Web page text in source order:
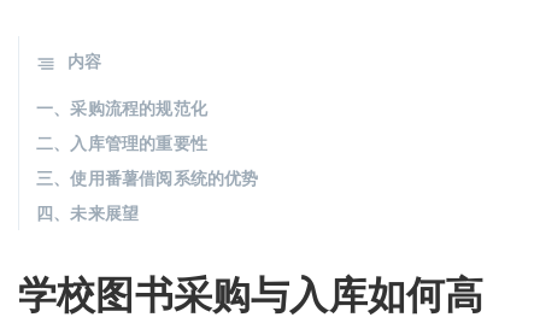
学校图书采购与入库如何高
内容
一、采购流程的规范化
二、入库管理的重要性
三、使用番薯借阅系统的优势
四、未来展望